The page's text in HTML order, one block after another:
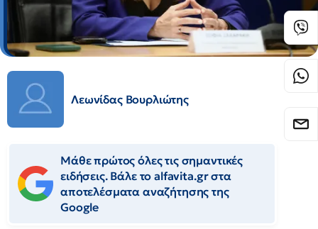
Λεωνίδας Βουρλιώτης
Μάθε πρώτος όλες τις σημαντικές
ειδήσεις. Βάλε το alfavita.gr στα
αποτελέσματα αναζήτησης της
Google